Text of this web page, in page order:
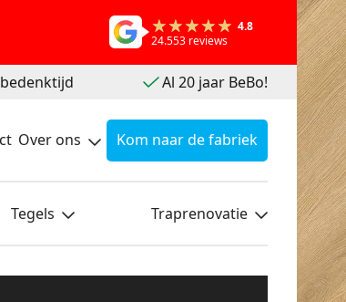
4.8
24.553 reviews
Al 20 jaar BeBo!
Over ons Kom naar de fabriek
Tegels Traprenovatie